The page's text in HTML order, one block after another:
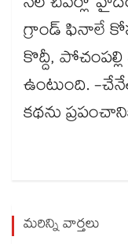
గ్రాండ్ ఫినాలే
కొద్దీ,
ఉంటుంది. -
కథను
మరిన్ని వార్తలు